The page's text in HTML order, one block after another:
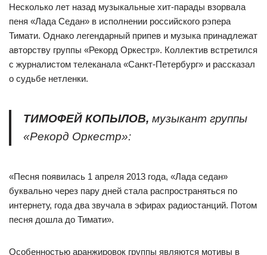
Несколько лет назад музыкальные хит-парады взорвала
пеня «Лада Седан» в исполнении российского рэпера
Тимати. Однако легендарный припев и музыка принадлежат
авторству группы «Рекорд Оркестр». Коллектив встретился
с журналистом телеканала «Санкт-Петербург» и рассказал
о судьбе нетленки.
ТИМОФЕЙ КОПЫЛОВ, музыкант группы
«Рекорд Оркестр»:
«Песня появилась 1 апреля 2013 года, «Лада седан»
буквально через пару дней стала распространяться по
интернету, года два звучала в эфирах радиостанций. Потом
песня дошла до Тимати».
Особенностью аранжировок группы являются мотивы в